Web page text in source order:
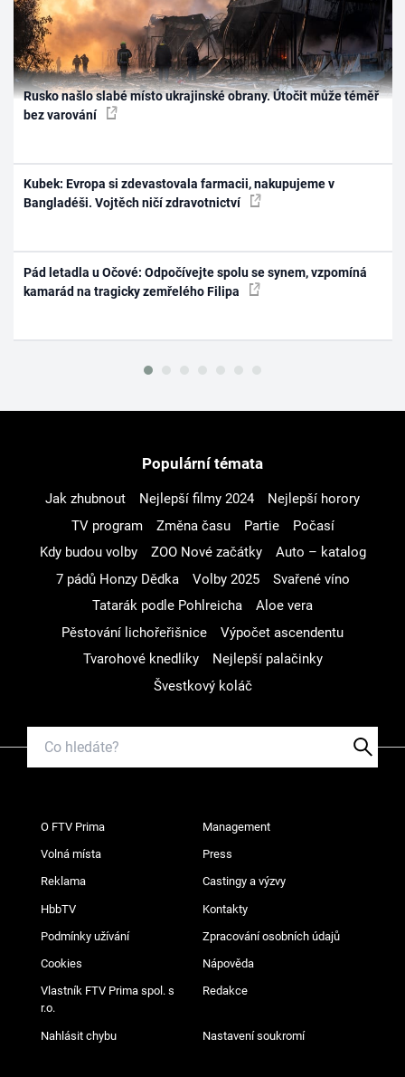
Rusko našlo slabé místo ukrajinské obrany. Útočit může téměř
bez varování
Kubek: Evropa si zdevastovala farmacii, nakupujeme v
Bangladéši. Vojtěch ničí zdravotnictví
Pád letadla u Očové: Odpočívejte spolu se synem, vzpomíná
kamarád na tragicky zemřelého Filipa
Populární témata
Jak zhubnout Nejlepší filmy 2024
Nejlepší horory
TV program
Změna času Partie
Počasí
Kdy budou volby
ZOO Nové začátky
Auto – katalog
7 pádů Honzy Dědka
Volby 2025
Svařené víno
Tatarák podle Pohlreicha
Aloe vera
Pěstování lichořeřišnice
Výpočet ascendentu
Tvarohové knedlíky
Nejlepší palačinky
Švestkový koláč
O FTV Prima Management
Volná místa Press
Reklama Castingy a výzvy
HbbTV Kontakty
Podmínky užívání Zpracování osobních údajů
Cookies Nápověda
Vlastník FTV Prima spol. s
r.o.
Redakce
Nahlásit chybu Nastavení soukromí